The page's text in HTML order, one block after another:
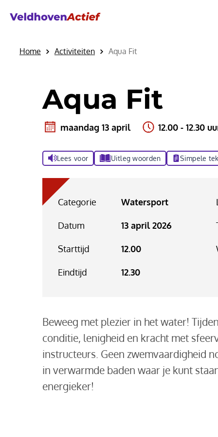
Home Activiteiten Aqua Fit
Aqua Fit
maandag 13 april 12.00 - 12.30
Lees voor Uitleg woorden Simpele
Categorie Watersport
Datum 13 april 2026
Starttijd 12.00
Eindtijd 12.30
Beweeg met plezier in het water!
conditie, lenigheid en kracht met
instructeurs. Geen zwemvaardigheid
in verwarmde baden waar je kunt
energieker!